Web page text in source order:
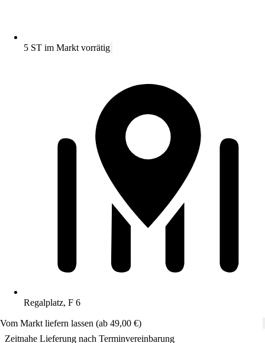
5 ST im Markt vorrätig
Regalplatz, F 6
Vom Markt liefern lassen (ab 49,00 €)
Zeitnahe Lieferung nach Terminvereinbarung